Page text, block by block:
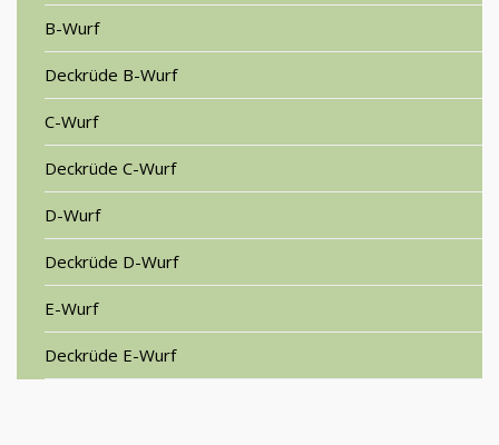
B-Wurf
Deckrüde B-Wurf
C-Wurf
Deckrüde C-Wurf
D-Wurf
Deckrüde D-Wurf
E-Wurf
Deckrüde E-Wurf